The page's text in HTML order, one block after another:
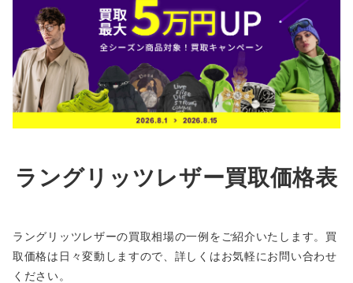
ラングリッツレザー買取価格表
ラングリッツレザーの買取相場の一例をご紹介いたします。買
取価格は日々変動しますので、詳しくはお気軽にお問い合わせ
ください。